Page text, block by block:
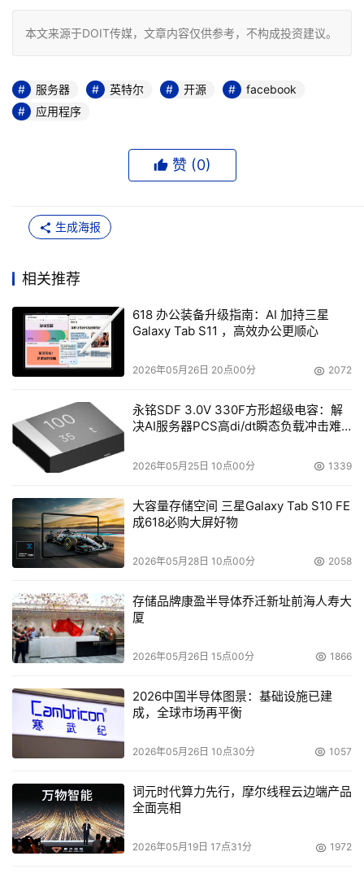
本文来源于DOIT传媒，文章内容仅供参考，不构成投资建议。
服务器 英特尔 开源
facebook
应用程序
赞 (0)
生成海报
相关推荐
618 办公装备升级指南：AI 加持三星
Galaxy Tab S11 ，高效办公更顺心
2026年05月26日 20点00分 2072
永铭SDF 3.0V 330F方形超级电容：解
决AI服务器PCS高di/dt瞬态负载冲击难
2026年05月25日 10点00分 1339
大容量存储空间 三星Galaxy Tab S10 FE
成618必购大屏好物
2026年05月28日 10点00分 2058
存储品牌康盈半导体乔迁新址前海人寿大
厦
2026年05月26日 15点00分 1866
2026中国半导体图景：基础设施已建
成，全球市场再平衡
2026年05月26日 10点30分 1057
词元时代算力先行，摩尔线程云边端产品
全面亮相
2026年05月19日 17点31分 1972